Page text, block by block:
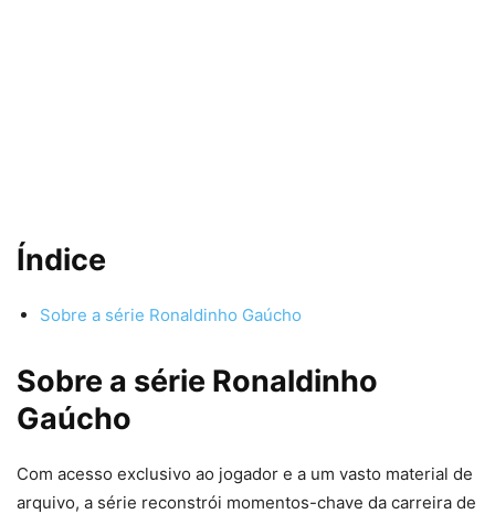
Índice
Sobre a série Ronaldinho Gaúcho
Sobre a série Ronaldinho
Gaúcho
Com acesso exclusivo ao jogador e a um vasto material de
arquivo, a série reconstrói momentos-chave da carreira de